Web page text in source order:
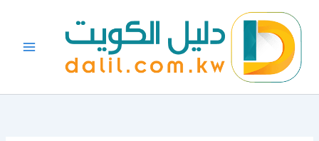
المحتوى